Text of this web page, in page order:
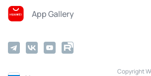
App Gallery
Copyright